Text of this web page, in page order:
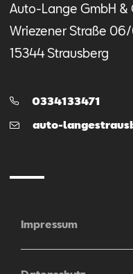
Auto-Lange GmbH &
Wriezener Straße
15344 Strausberg
Telefon:
0334133471
E-
auto-
Impressum